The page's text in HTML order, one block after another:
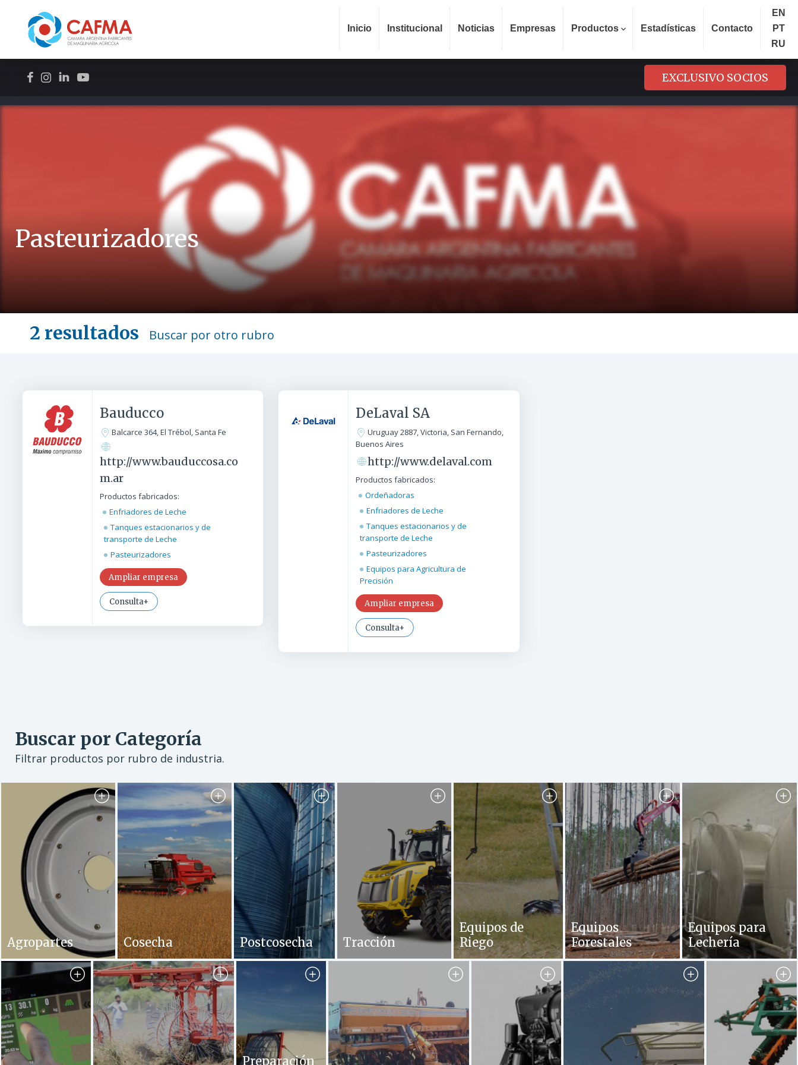
Inicio Institucional Noticias Empresas Productos Estadísticas Contacto
EN
PT
RU
EXCLUSIVO SOCIOS
Pasteurizadores
2 resultados Buscar por otro rubro
Bauducco
Balcarce 364, El Trébol, Santa Fe
http://www.bauduccosa.co
m.ar
Productos fabricados:
Enfriadores de Leche
Tanques estacionarios y de
transporte de Leche
Pasteurizadores
Ampliar empresa
Consulta+
DeLaval SA
Uruguay 2887, Victoria, San Fernando,
Buenos Aires
http://www.delaval.com
Productos fabricados:
Ordeñadoras
Enfriadores de Leche
Tanques estacionarios y de
transporte de Leche
Pasteurizadores
Equipos para Agricultura de
Precisión
Ampliar empresa
Consulta+
Buscar por Categoría
Filtrar productos por rubro de industria.
Agropartes Cosecha Postcosecha Tracción
Equipos de
Riego
Equipos
Forestales
Equipos para
Lechería
Preparación